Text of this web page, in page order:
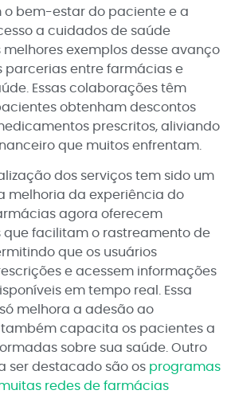
bem-estar do paciente e a
a cuidados de saúde
melhores exemplos desse avanço
parcerias entre farmácias e
Essas colaborações têm
obtenham descontos
prescritos, aliviando
que muitos enfrentam.
dos serviços tem sido um
melhoria da experiência do
agora oferecem
que facilitam o rastreamento de
que os usuários
e acessem informações
em tempo real. Essa
melhora a adesão ao
capacita os pacientes a
sobre sua saúde. Outro
ser destacado são os programas
redes de farmácias